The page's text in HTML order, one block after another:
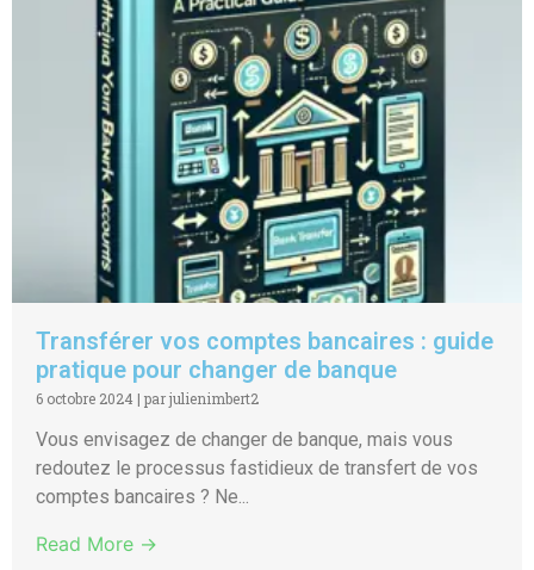
Transférer vos comptes bancaires : guide
pratique pour changer de banque
6 octobre 2024 | par julienimbert2
Vous envisagez de changer de banque, mais vous
redoutez le processus fastidieux de transfert de vos
comptes bancaires ? Ne...
Read More →